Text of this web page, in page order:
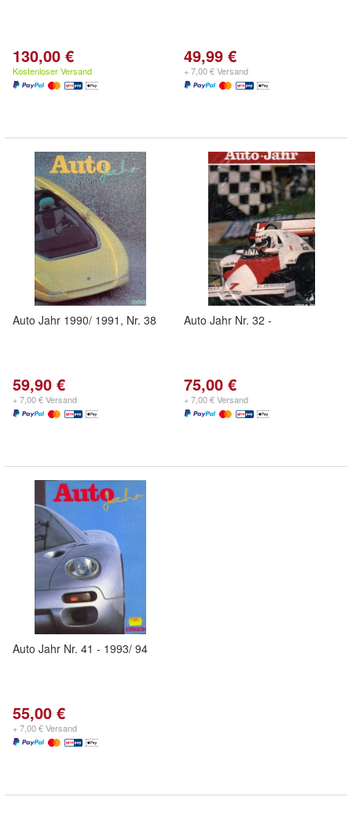
130,00 €
Kostenloser Versand
49,99 €
+ 7,00 € Versand
Auto Jahr 1990/ 1991, Nr. 38
59,90 €
+ 7,00 € Versand
Auto Jahr Nr. 32 -
75,00 €
+ 7,00 € Versand
Auto Jahr Nr. 41 - 1993/ 94
55,00 €
+ 7,00 € Versand